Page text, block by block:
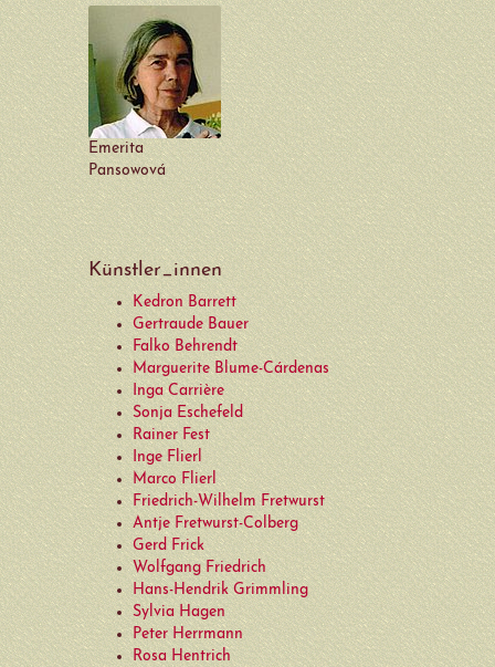
Rainer Kessel
Bernd Kommnick
Ingo Kraft
Gudrun Kühne
Michael Lange
Joachim Lautenschläger
Claus Lindner
Barbara Löffler
Robert Metzkes
Barbara Müller-Kageler
Sabine Naumann
Sven Ochsenreither
Emerita Pansowová
Oscer Pioppi
Barbara Putbrese
Emerita
Pansowová
Künstler_innen
Kedron Barrett
Gertraude Bauer
Falko Behrendt
Marguerite Blume-Cárdenas
Inga Carrière
Sonja Eschefeld
Rainer Fest
Inge Flierl
Marco Flierl
Friedrich-Wilhelm Fretwurst
Antje Fretwurst-Colberg
Gerd Frick
Wolfgang Friedrich
Hans-Hendrik Grimmling
Sylvia Hagen
Peter Herrmann
Rosa Hentrich